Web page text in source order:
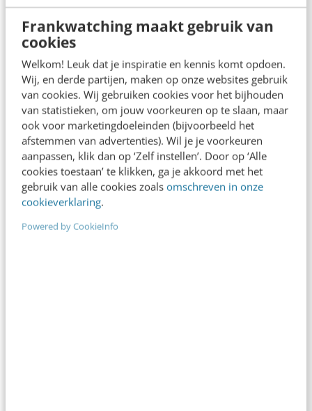
Frankwatching maakt gebruik van
cookies
Welkom! Leuk dat je inspiratie en kennis komt opdoen.
Wij, en derde partijen, maken op onze websites gebruik
van cookies. Wij gebruiken cookies voor het bijhouden
van statistieken, om jouw voorkeuren op te slaan, maar
ook voor marketingdoeleinden (bijvoorbeeld het
afstemmen van advertenties). Wil je je voorkeuren
aanpassen, klik dan op ‘Zelf instellen’. Door op ‘Alle
cookies toestaan’ te klikken, ga je akkoord met het
gebruik van alle cookies zoals omschreven in onze
cookieverklaring.
Powered by CookieInfo
Taalalgoritmen analyseren je woordenschat op
Facebook en verklappen je persoonlijkheid, terwijl
tweets binnen een community een verhoogd
risico op hart- en vaatziekten…
Dion van der Vaart· 11 jaar geleden